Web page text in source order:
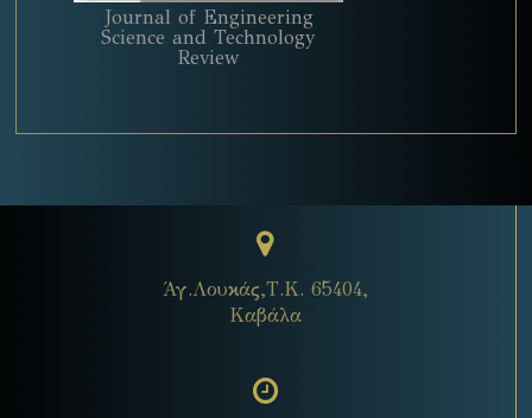
Journal of Engineering
Science and Technology
Review
Άγ.Λουκάς,Τ.Κ. 65404,
Καβάλα